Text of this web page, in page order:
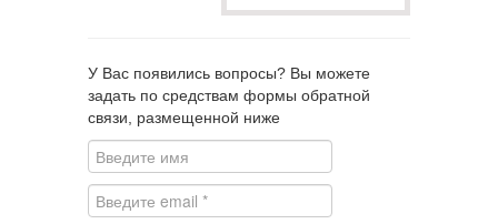
У Вас появились вопросы? Вы можете
задать по средствам формы обратной
связи, размещенной ниже